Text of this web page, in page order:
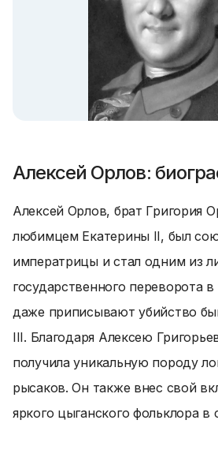
Алексей Орлов:
Алексей Орлов, брат Григория
любимцем Екатерины II, был
императрицы и стал одним из
государственного переворота
даже приписывают убийство
III. Благодаря Алексею
получила уникальную породу
рысаков. Он также внес свой
яркого цыганского фольклора в